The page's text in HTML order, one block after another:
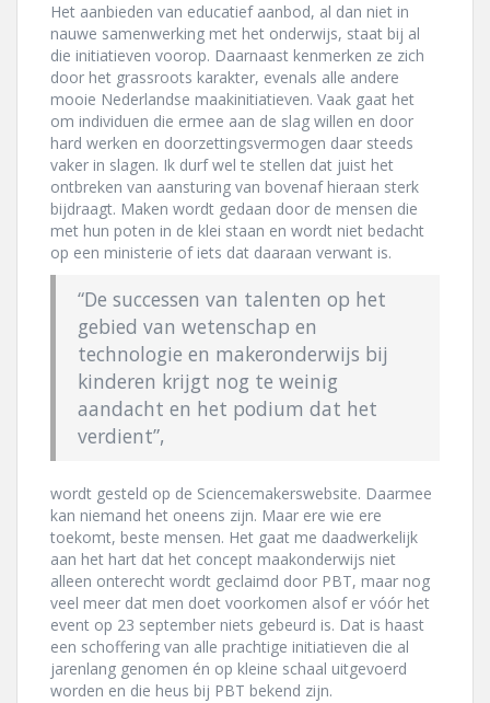
Het aanbieden van educatief aanbod, al dan niet in
nauwe samenwerking met het onderwijs, staat bij al
die initiatieven voorop. Daarnaast kenmerken ze zich
door het grassroots karakter, evenals alle andere
mooie Nederlandse maakinitiatieven. Vaak gaat het
om individuen die ermee aan de slag willen en door
hard werken en doorzettingsvermogen daar steeds
vaker in slagen. Ik durf wel te stellen dat juist het
ontbreken van aansturing van bovenaf hieraan sterk
bijdraagt. Maken wordt gedaan door de mensen die
met hun poten in de klei staan en wordt niet bedacht
op een ministerie of iets dat daaraan verwant is.
“De successen van talenten op het
gebied van wetenschap en
technologie en makeronderwijs bij
kinderen krijgt nog te weinig
aandacht en het podium dat het
verdient”,
wordt gesteld op de Sciencemakerswebsite. Daarmee
kan niemand het oneens zijn. Maar ere wie ere
toekomt, beste mensen. Het gaat me daadwerkelijk
aan het hart dat het concept maakonderwijs niet
alleen onterecht wordt geclaimd door PBT, maar nog
veel meer dat men doet voorkomen alsof er vóór het
event op 23 september niets gebeurd is. Dat is haast
een schoffering van alle prachtige initiatieven die al
jarenlang genomen én op kleine schaal uitgevoerd
worden en die heus bij PBT bekend zijn.